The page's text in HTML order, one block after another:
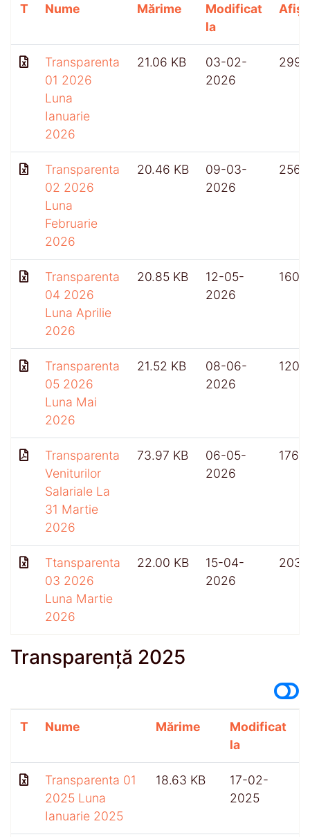
T Nume Mărime
Modificat
la
Transparenta
01 2026
Luna
Ianuarie
2026
21.06 KB
03-02-
2026
299
Transparenta
02 2026
Luna
Februarie
2026
20.46 KB
09-03-
2026
256
Transparenta
04 2026
Luna Aprilie
2026
20.85 KB
12-05-
2026
160
Transparenta
05 2026
Luna Mai
2026
21.52 KB
08-06-
2026
120
Transparenta
Veniturilor
Salariale La
31 Martie
2026
73.97 KB
06-05-
2026
176
Ttansparenta
03 2026
Luna Martie
2026
22.00 KB
15-04-
2026
203
Transparență 2025
T Nume Mărime
Modificat
la
Transparenta 01
2025 Luna
Ianuarie 2025
18.63 KB
17-02-
2025